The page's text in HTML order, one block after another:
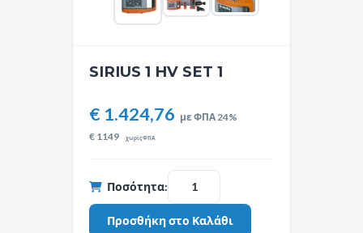
SIRIUS 1 HV SET 1
€ 1.424,76 με ΦΠΑ 24%
€ 1149 χωρίς ΦΠΑ
Ποσότητα: